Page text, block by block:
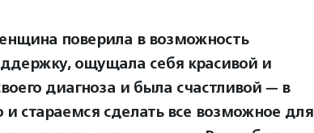
поверила в возможность
ощущала себя красивой и
диагноза и была счастливой — в
стараемся сделать все возможное для